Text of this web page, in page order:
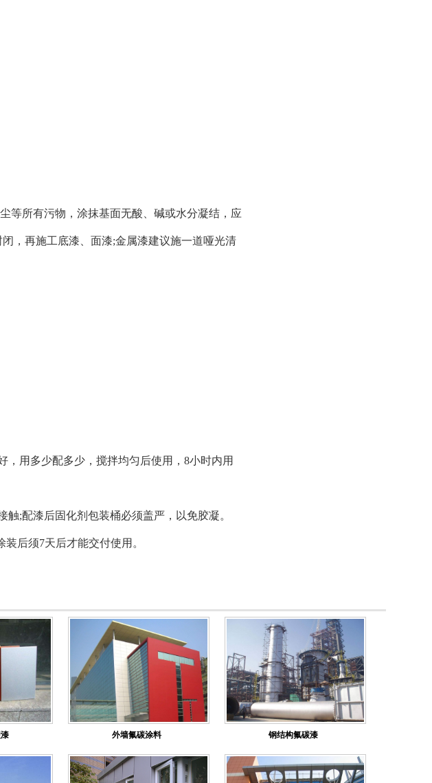
等所有污物，涂抹基面无酸、碱或水分凝结，应
，再施工底漆、面漆;金属漆建议施一道哑光清
，用多少配多少，搅拌均匀后使用，8小时内用
;配漆后固化剂包装桶必须盖严，以免胶凝。
后须7天后才能交付使用。
外墙氟碳涂料 钢结构氟碳漆